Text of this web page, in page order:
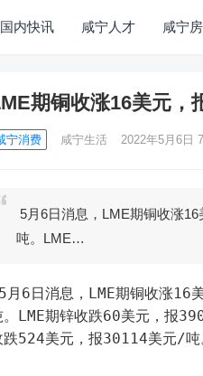
国内快讯 咸宁人才 咸宁
期铜收涨16美元，
宁消费 咸宁生活 2022年5月6日
5月6日消息，LME期铜收涨
吨。LME…
月6日消息，LME期铜收涨
。LME期锌收跌60美元，报
跌524美元，报30114美元/吨